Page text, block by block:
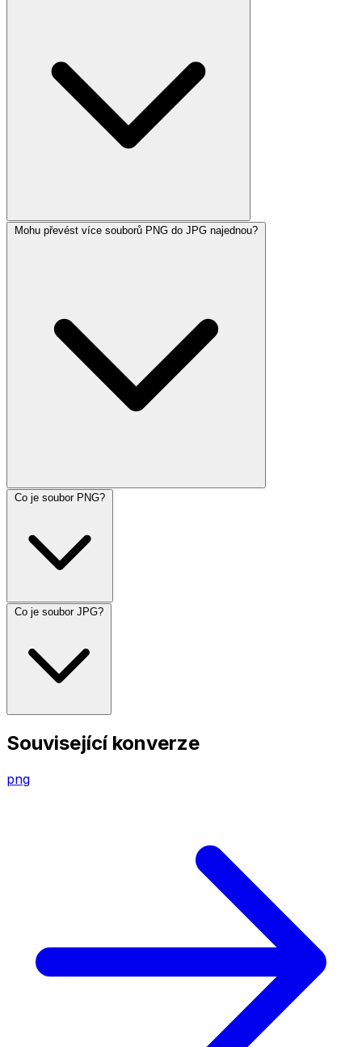
Mohu převést více souborů PNG do JPG najednou?
Co je soubor PNG?
Co je soubor JPG?
Související konverze
png